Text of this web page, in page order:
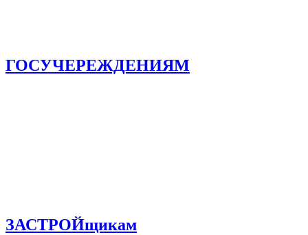
ГОСУЧЕРЕЖДЕНИЯМ
ЗАСТРОЙщикам